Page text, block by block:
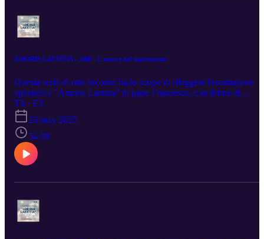
AMORIS LAETITIA - 3di8 - L'amore nel matrimonio
Questa serie di otto incontri ha lo scopo di rileggere l'esortazione
apostolica "Amoris Laetitia" di papa Francesco, con il fine di
suscitare curiosità e interesse verso il documento e suggerendo
spunti utili per la vita matrimoniale nel suo insieme. Terzo di otto
incontri proposti come formazione per le coppie che animano i
percorsi di accompagnamento al matrimonio cristiano.
T1 · E3
26 may 2025
54:39